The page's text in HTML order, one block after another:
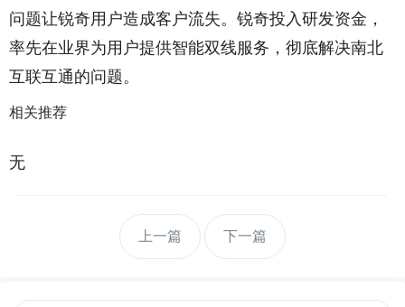
问题让锐奇用户造成客户流失。锐奇投入研发资金，
率先在业界为用户提供智能双线服务，彻底解决南北
互联互通的问题。
相关推荐
无
上一篇 下一篇